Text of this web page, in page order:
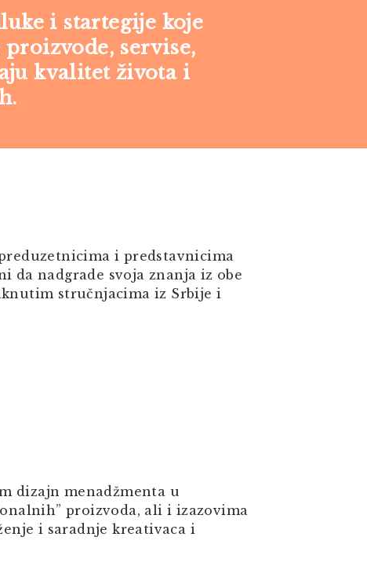
i startegije koje
servise,
kvalitet života i
i predstavnicima
da nadgrade svoja znanja iz obe
stručnjacima iz Srbije i
dizajn menadžmenta u
proizvoda, ali i izazovima
i saradnje kreativaca i